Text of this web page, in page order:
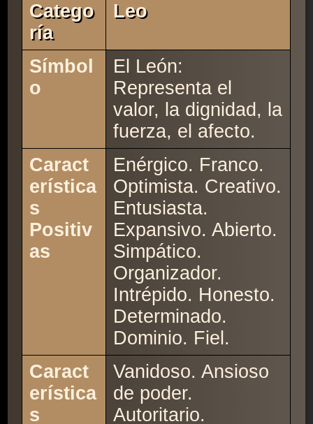
Catego
Ría
Leo
Símbol
o
El León:
Representa el
valor, la dignidad, la
fuerza, el afecto.
Caract
erística
s
Positiv
as
Enérgico. Franco.
Optimista. Creativo.
Entusiasta.
Expansivo. Abierto.
Simpático.
Organizador.
Intrépido. Honesto.
Determinado.
Dominio. Fiel.
Caract
erística
s
Vanidoso. Ansioso
de poder.
Autoritario.